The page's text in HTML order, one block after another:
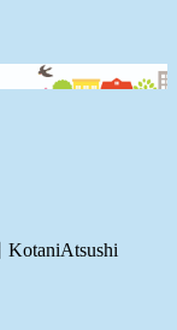
KotaniAtsushi